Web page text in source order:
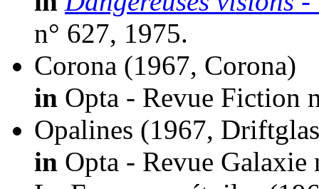
n° 627, 1975.
Corona (1967, Corona)
in Opta - Revue Fiction
Opalines (1967,
in Opta - Revue Galaxie